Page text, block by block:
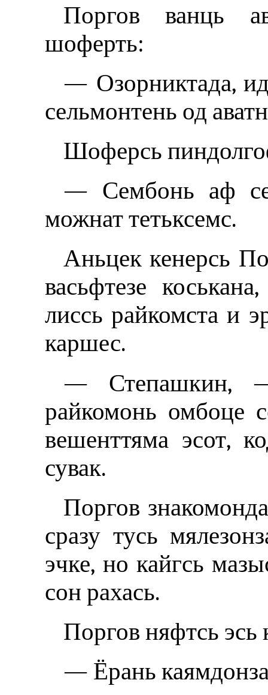
Поргов ванць
шоферть:
— Озорниктада,
сельмонтень од
Шоферсь
— Сембонь аф
можнат тетьксемс.
Аньцек кенерсь
васьфтезе
лиссь райкомста и
каршес.
— Степашкин,
райкомонь омбоце
вешенттяма эсот,
сувак.
Поргов
сразу тусь
эчке, но кайгсь
сон рахась.
Поргов няфтсь эсь
— Ёрань каямдонза